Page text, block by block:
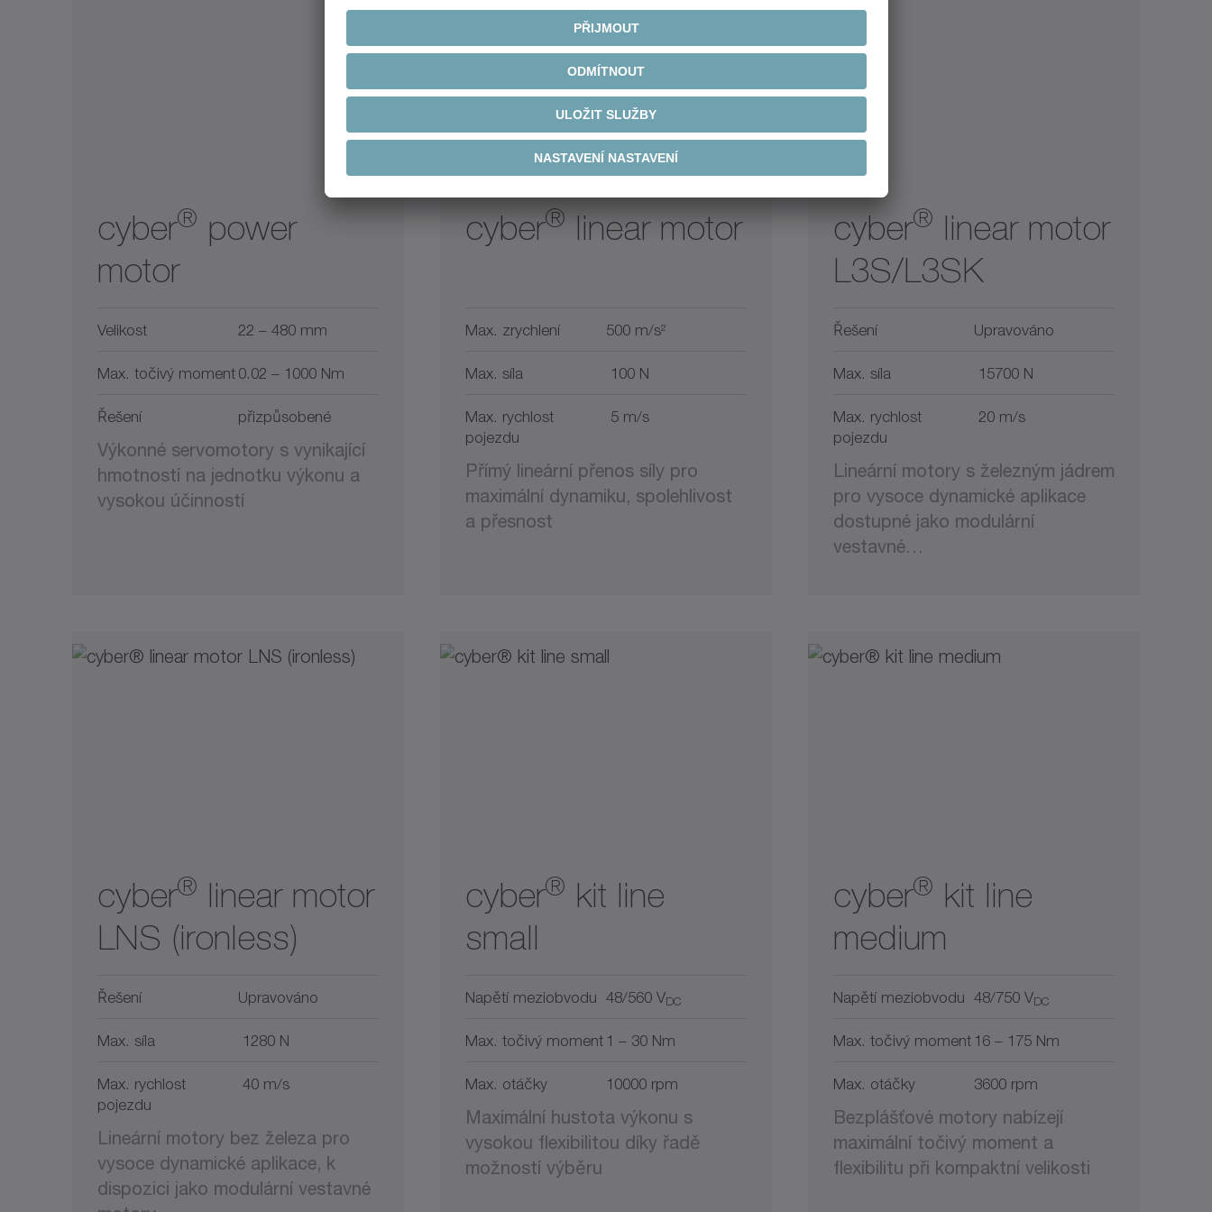
cyber® power
motor
Velikost 22 – 480 mm
Max. točivý moment0.02 – 1000 Nm
Řešení přizpůsobené
Výkonné servomotory s vynikající
hmotností na jednotku výkonu a
vysokou účinností
cyber® linear motor
Max. zrychlení 500 m/s²
Max. síla 100 N
Max. rychlost
pojezdu
5 m/s
Přímý lineární přenos síly pro
maximální dynamiku, spolehlivost
a přesnost
cyber® linear motor
L3S/L3SK
Řešení Upravováno
Max. síla 15700 N
Max. rychlost
pojezdu
20 m/s
Lineární motory s železným jádrem
pro vysoce dynamické aplikace
dostupné jako modulární
vestavné…
cyber® linear motor
LNS (ironless)
Řešení Upravováno
Max. síla 1280 N
Max. rychlost
pojezdu
40 m/s
Lineární motory bez železa pro
vysoce dynamické aplikace, k
dispozici jako modulární vestavné
cyber® kit line
small
Napětí meziobvodu 48/560 VDC
Max. točivý moment 1 – 30 Nm
Max. otáčky 10000 rpm
Maximální hustota výkonu s
vysokou flexibilitou díky řadě
možností výběru
cyber® kit line
medium
Napětí meziobvodu 48/750 VDC
Max. točivý moment 16 – 175 Nm
Max. otáčky 3600 rpm
Bezplášťové motory nabízejí
maximální točivý moment a
flexibilitu při kompaktní velikosti